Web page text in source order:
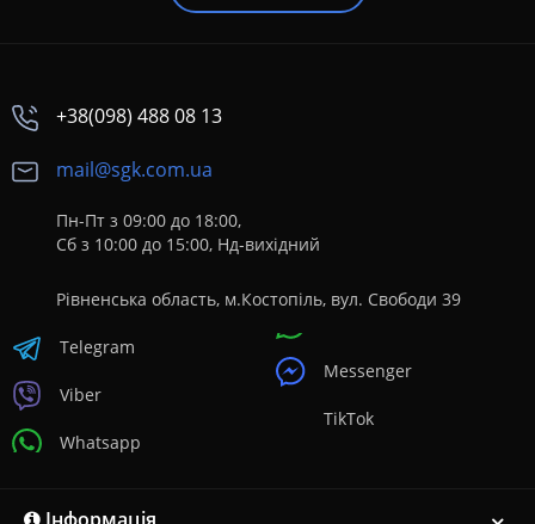
+38(098) 488 08 13
mail@sgk.com.ua
Пн-Пт з 09:00 до 18:00,
Сб з 10:00 до 15:00, Нд-вихідний
Рівненська область, м.Костопіль, вул. Свободи 39
Telegram
Viber
Whatsapp
Messenger
TikTok